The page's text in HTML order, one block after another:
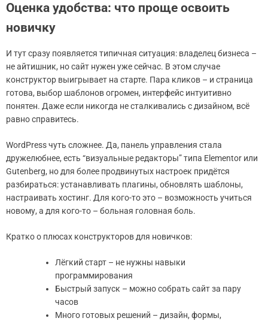
Оценка удобства: что проще освоить
новичку
И тут сразу появляется типичная ситуация: владелец бизнеса –
не айтишник, но сайт нужен уже сейчас. В этом случае
конструктор выигрывает на старте. Пара кликов – и страница
готова, выбор шаблонов огромен, интерфейс интуитивно
понятен. Даже если никогда не сталкивались с дизайном, всё
равно справитесь.
WordPress чуть сложнее. Да, панель управления стала
дружелюбнее, есть “визуальные редакторы” типа Elementor или
Gutenberg, но для более продвинутых настроек придётся
разбираться: устанавливать плагины, обновлять шаблоны,
настраивать хостинг. Для кого-то это – возможность учиться
новому, а для кого-то – больная головная боль.
Кратко о плюсах конструкторов для новичков:
Лёгкий старт – не нужны навыки
программирования
Быстрый запуск – можно собрать сайт за пару
часов
Много готовых решений – дизайн, формы,